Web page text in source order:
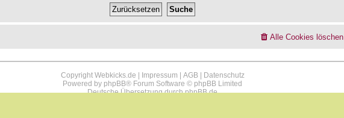
Alle Cookies löschen
Copyright Webkicks.de | Impressum AGB|
Datenschutz
Powered by phpBB® Forum Software © phpBB Limited
Deutsche Übersetzung durchphpBB.de